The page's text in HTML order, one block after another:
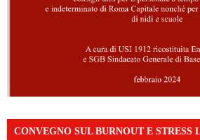
CONVEGNO SUL BURNOUT E STRESS